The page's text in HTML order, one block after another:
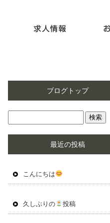
ブログトップ
最近の投稿
こんにちは
久しぶりの 投稿